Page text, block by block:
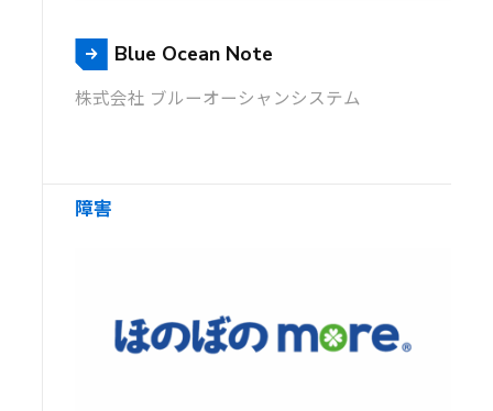
Blue Ocean Note
株式会社 ブルーオーシャンシステム
障害